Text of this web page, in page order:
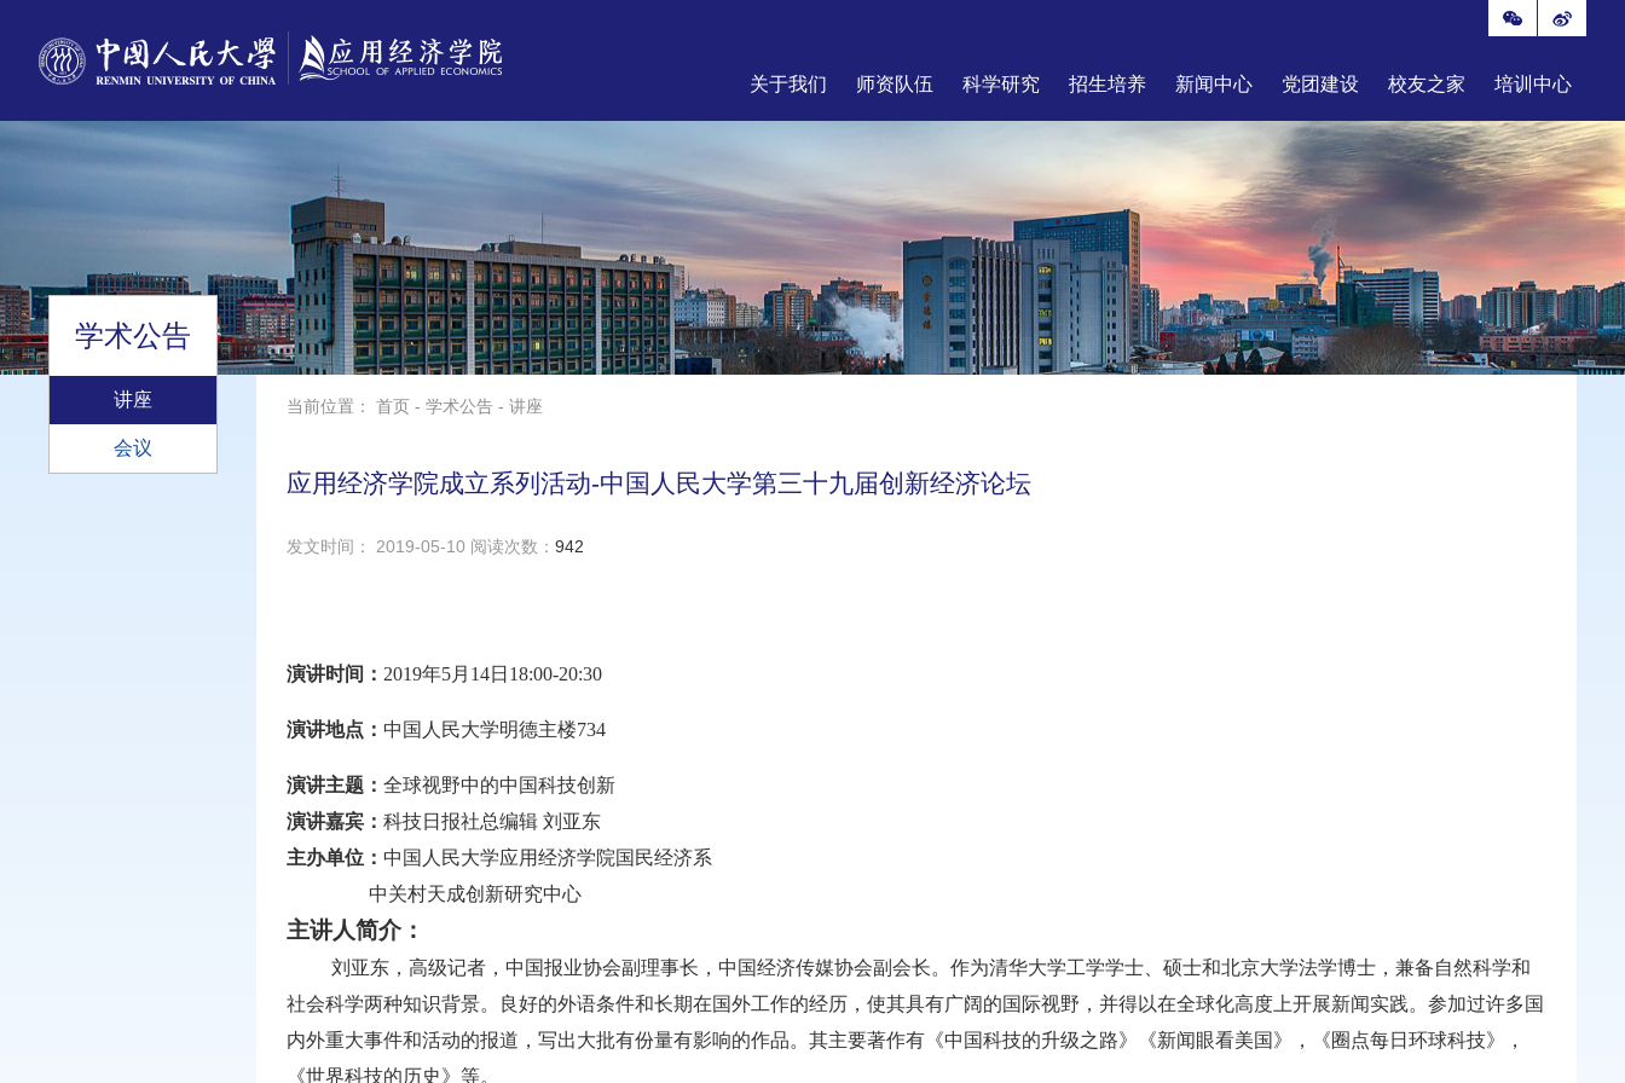
关于我们 师资队伍 科学研究 招生培养 新闻中心 党团建设 校友之家 培训中心
学术公告
讲座
会议
当前位置：首页 -学术公告 -讲座
应用经济学院成立系列活动-中国人民大学第三十九届创新经济论坛
发文时间： 2019-05-10 阅读次数：942
演讲时间： 2019年5月14日18:00-20:30
演讲地点： 中国人民大学明德主楼734
演讲主题：全球视野中的中国科技创新
演讲嘉宾：科技日报社总编辑 刘亚东
主办单位： 中国人民大学应用经济学院国民经济系
中关村天成创新研究中心
主讲人简介：
刘亚东，高级记者，中国报业协会副理事长，中国经济传媒协会副会长。作为清华大学工学学士、硕士和北京大学法学博士，兼备自然科学和
社会科学两种知识背景。良好的外语条件和长期在国外工作的经历，使其具有广阔的国际视野，并得以在全球化高度上开展新闻实践。参加过许多国
内外重大事件和活动的报道，写出大批有份量有影响的作品。其主要著作有《中国科技的升级之路》《新闻眼看美国》，《圈点每日环球科技》，
《世界科技的历史》等。